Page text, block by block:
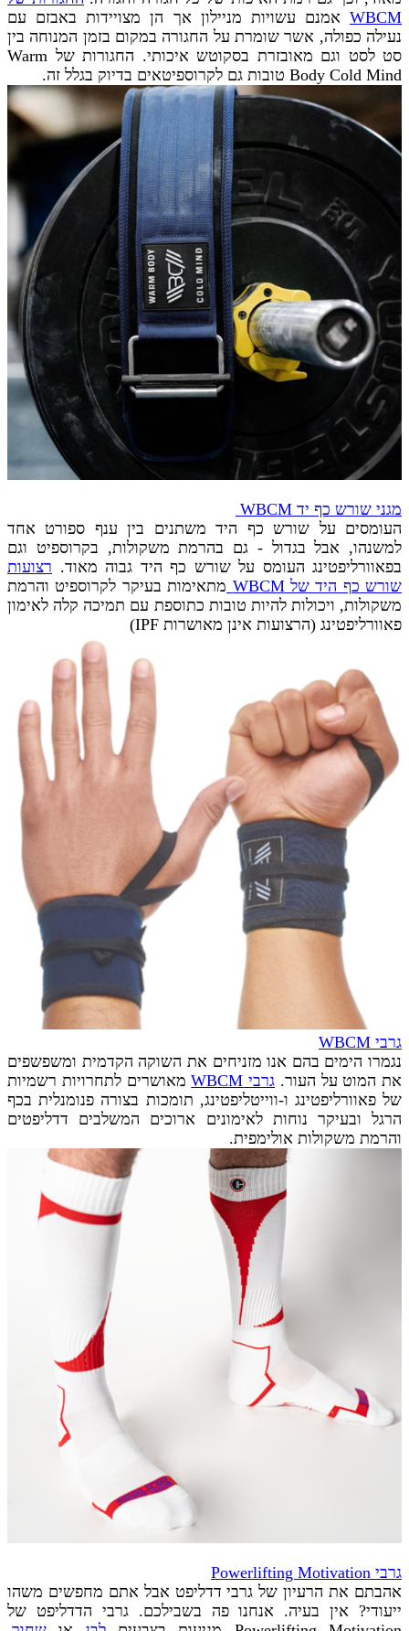
WBCM אמנם עשויות מניילון אך הן מצויידות באבזם עם
נעילה כפולה, אשר שומרת על החגורה במקום בזמן המנוחה בין
סט לסט וגם מאובזרת בסקוטש איכותי. החגורות של Warm
Body Cold Mind טובות גם לקרוספיטאים בדיוק בגלל זה.
מגני שורש כף יד WBCM
העומסים על שורש כף היד משתנים בין ענף ספורט אחד
למשנהו, אבל בגדול - גם בהרמת משקולות, בקרוספיט וגם
בפאוורליפטינג העומס על שורש כף היד גבוה מאוד. רצועות
שורש כף היד של WBCM
מתאימות בעיקר לקרוספיט והרמת
משקולות, ויכולות להיות טובות כתוספת עם תמיכה קלה לאימון
פאוורליפטינג (הרצועות אינן מאושרות IPF)
גרבי WBCM
נגמרו הימים בהם אנו מזניחים את השוקה הקדמית ומשפשפים
את המוט על העור. גרבי WBCM
מאושרים לתחרויות רשמיות
של פאוורליפטינג ו-ווייטליפטינג, תומכות בצורה פנומנלית בכף
הרגל ובעיקר נוחות לאימונים ארוכים המשלבים דדליפטים
והרמת משקולות אולימפית.
גרבי Powerlifting Motivation
אהבתם את הרעיון של גרבי דדליפט אבל אתם מחפשים משהו
ייעודי? אין בעיה. אנחנו פה בשבילכם. גרבי הדדליפט של